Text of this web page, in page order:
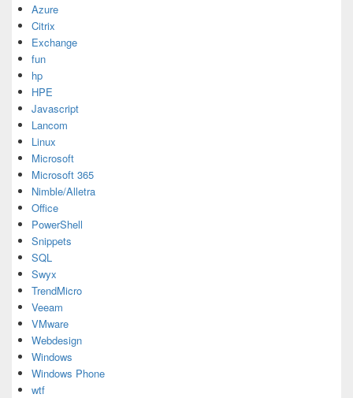
Azure
Citrix
Exchange
fun
hp
HPE
Javascript
Lancom
Linux
Microsoft
Microsoft 365
Nimble/Alletra
Office
PowerShell
Snippets
SQL
Swyx
TrendMicro
Veeam
VMware
Webdesign
Windows
Windows Phone
wtf